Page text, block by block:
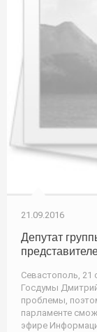
21.09.2016
Депутат
Севастополь, 21
Госдумы
проблемы,
парламенте
эфире